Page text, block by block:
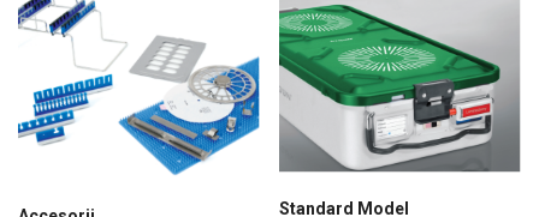
Standard Model